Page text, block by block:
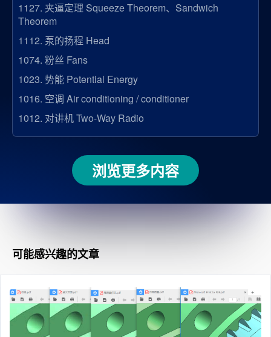
1127. 夹逼定理 Squeeze Theorem、Sandwich
Theorem
1112. 泵的扬程 Head
1074. 粉丝 Fans
1023. 势能 Potential Energy
1016. 空调 Air conditioning / conditioner
1012. 对讲机 Two-Way Radio
浏览更多内容
可能感兴趣的文章